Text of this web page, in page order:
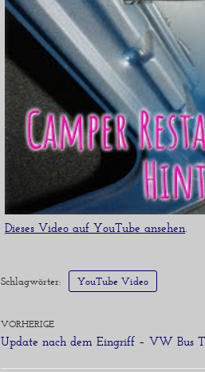
Dieses Video auf YouTube ansehen.
Schlagwörter: YouTube Video
VORHERIGE
Update nach dem Eingriff – VW Bus